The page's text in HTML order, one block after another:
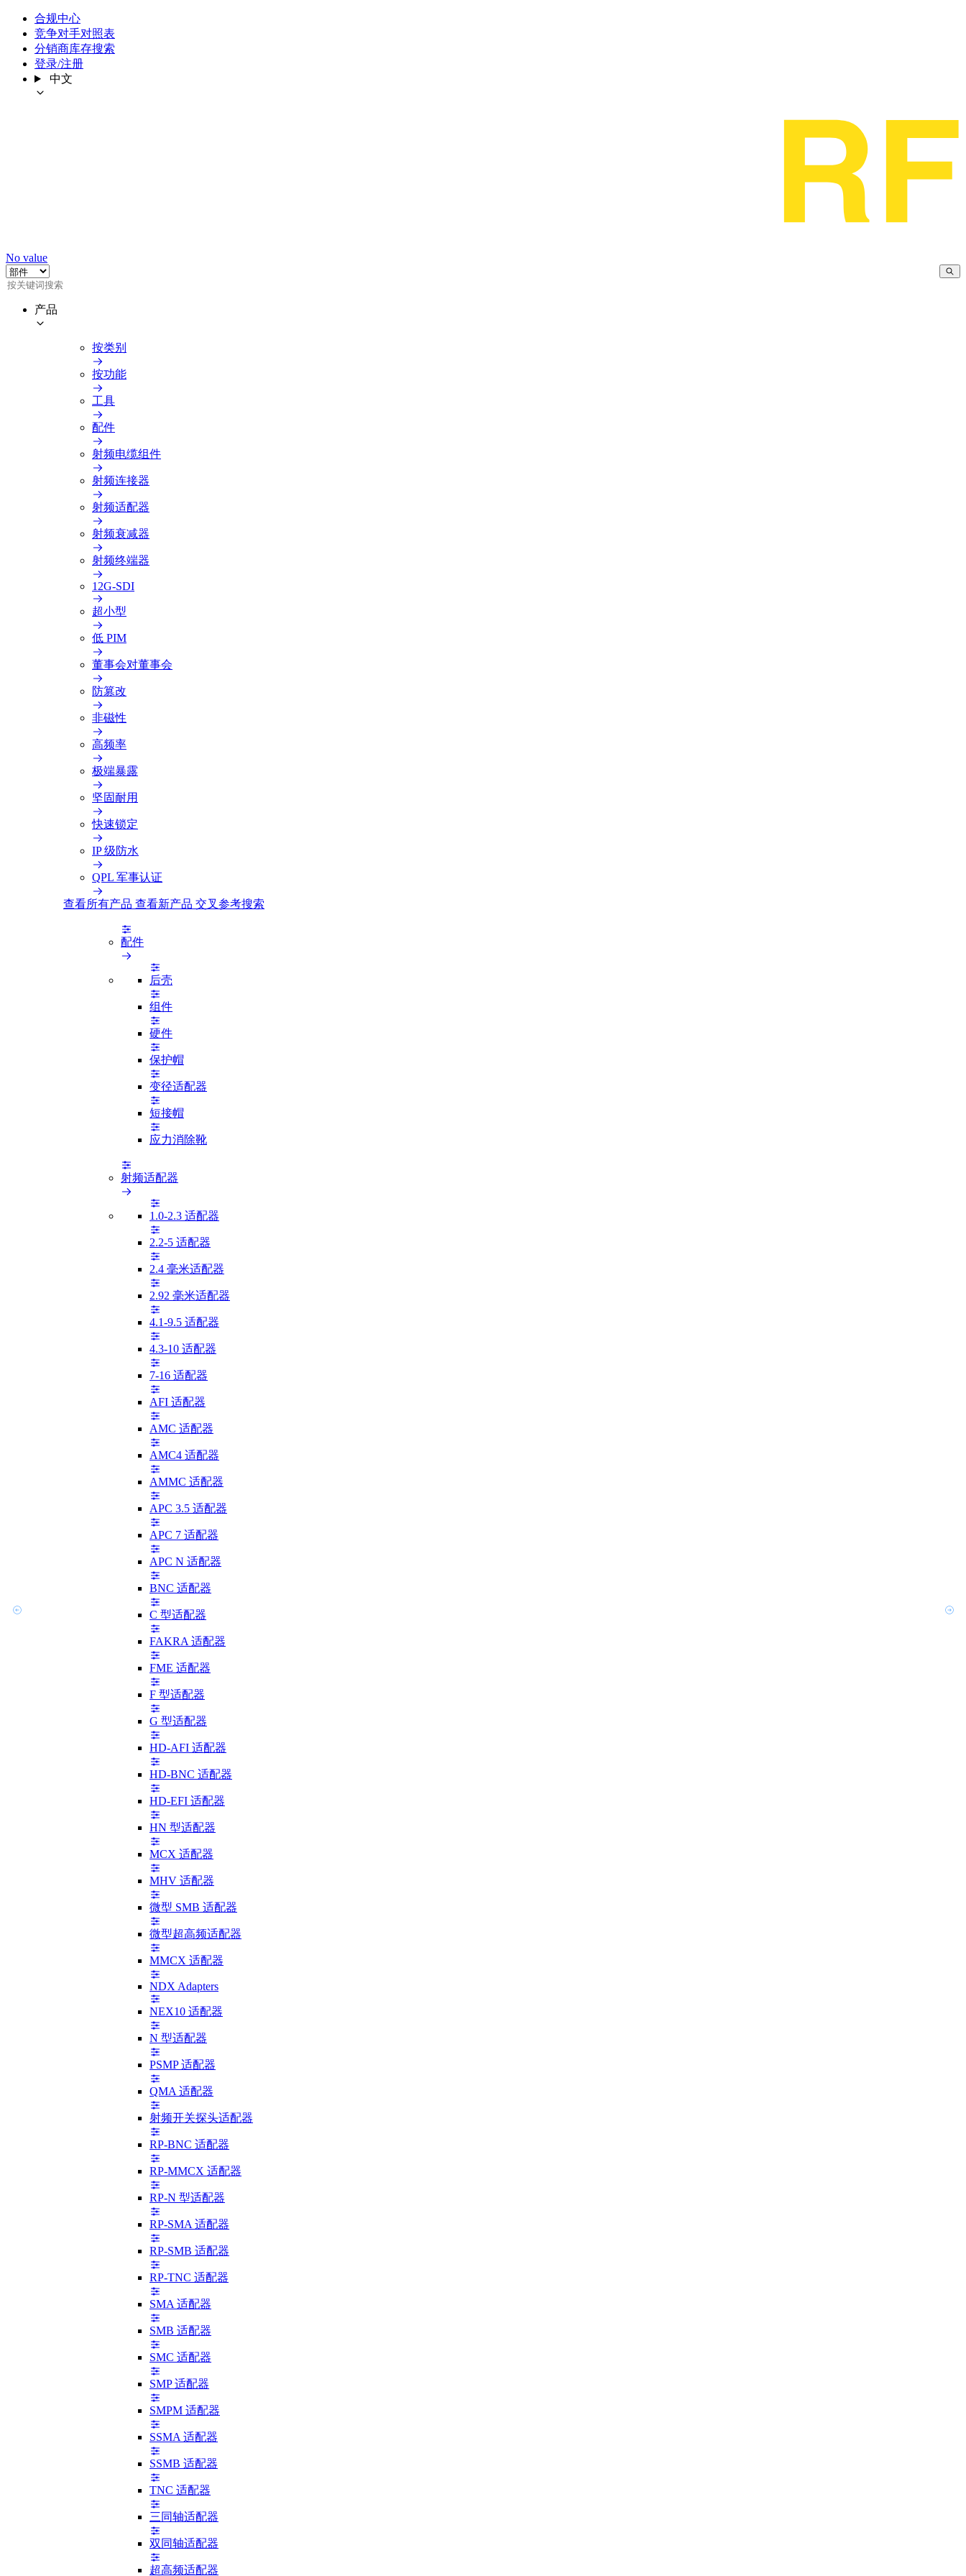
合规中心
竞争对手对照表
分销商库存搜索
登录/注册
中文
No value
产品
按类别
按功能
工具
配件
射频电缆组件
射频连接器
射频适配器
射频衰减器
射频终端器
12G-SDI
超小型
低 PIM
董事会对董事会
防篡改
非磁性
高频率
极端暴露
坚固耐用
快速锁定
IP 级防水
QPL 军事认证
查看所有产品 查看新产品 交叉参考搜索
配件
后壳
组件
硬件
保护帽
变径适配器
短接帽
应力消除靴
射频适配器
1.0-2.3 适配器
2.2-5 适配器
2.4 毫米适配器
2.92 毫米适配器
4.1-9.5 适配器
4.3-10 适配器
7-16 适配器
AFI 适配器
AMC 适配器
AMC4 适配器
AMMC 适配器
APC 3.5 适配器
APC 7 适配器
APC N 适配器
BNC 适配器
C 型适配器
FAKRA 适配器
FME 适配器
F 型适配器
G 型适配器
HD-AFI 适配器
HD-BNC 适配器
HD-EFI 适配器
HN 型适配器
MCX 适配器
MHV 适配器
微型 SMB 适配器
微型超高频适配器
MMCX 适配器
NDX Adapters
NEX10 适配器
N 型适配器
PSMP 适配器
QMA 适配器
射频开关探头适配器
RP-BNC 适配器
RP-MMCX 适配器
RP-N 型适配器
RP-SMA 适配器
RP-SMB 适配器
RP-TNC 适配器
SMA 适配器
SMB 适配器
SMC 适配器
SMP 适配器
SMPM 适配器
SSMA 适配器
SSMB 适配器
TNC 适配器
三同轴适配器
双同轴适配器
超高频适配器